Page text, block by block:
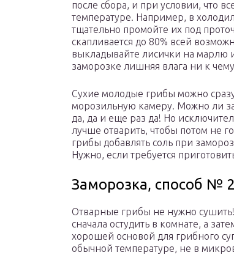
после сбора, и при условии, что
температуре. Например, в
тщательно промойте их под
скапливается до 80% всей
выкладывайте лисички на марлю
заморозке лишняя влага ни к
Сухие молодые грибы можно
морозильную камеру. Можно ли
да, да и еще раз да! Но
лучше отварить, чтобы потом не
грибы добавлять соль при
Нужно, если требуется
Заморозка, способ № 2
Отварные грибы не нужно
сначала остудить в комнате, а
хорошей основой для грибного
обычной температуре, не в